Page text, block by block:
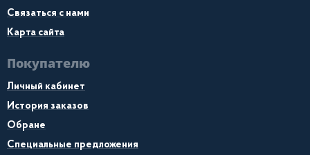
Связаться с нами
Карта сайта
Покупателю
Личный кабинет
История заказов
Обране
Специальные предложения